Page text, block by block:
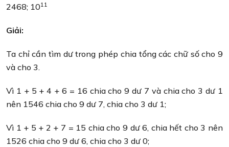
2468; 1011
Giải:
Ta chỉ cần tìm dư trong phép chia tổng các chữ số cho 9
và cho 3.
Vì 1 + 5 + 4 + 6 = 16 chia cho 9 dư 7 và chia cho 3 dư 1
nên 1546 chia cho 9 dư 7, chia cho 3 dư 1;
Vì 1 + 5 + 2 + 7 = 15 chia cho 9 dư 6, chia hết cho 3 nên
1526 chia cho 9 dư 6, chia cho 3 dư 0;